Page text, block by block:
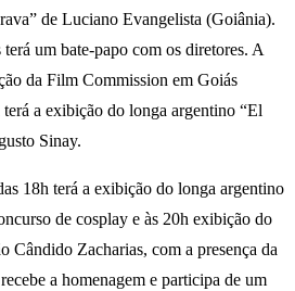
de Luciano Evangelista (Goiânia).
um bate-papo com os diretores. A
da Film Commission em Goiás
terá a exibição do longa argentino “El
Sinay.
18h terá a exibição do longa argentino
de cosplay e às 20h exibição do
Cândido Zacharias, com a presença da
a homenagem e participa de um